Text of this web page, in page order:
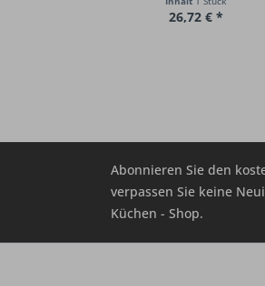
26,72 € *
Abonnieren Sie den
verpassen Sie keine
Küchen - Shop.